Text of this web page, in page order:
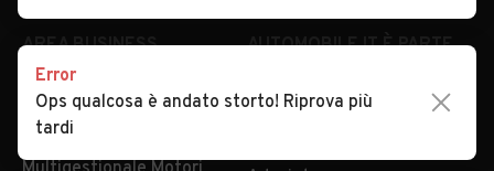
AREA BUSINESS
Registrazione
concessionario
AUTOMOBILE.IT È PARTE
subito.it
Error
Ops qualcosa è andato storto! Riprova più
tardi